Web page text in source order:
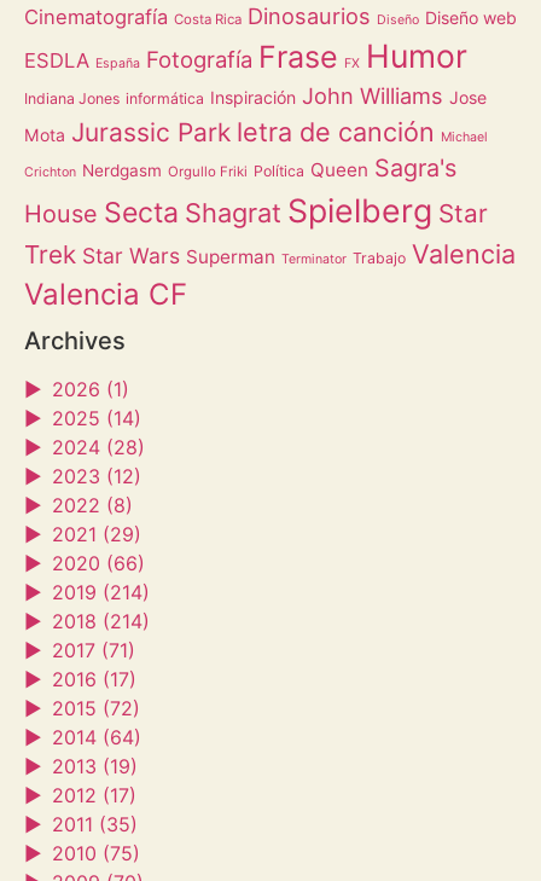
Cinematografía Costa Rica Dinosaurios Diseño Diseño web
ESDLA España Fotografía Frase FX Humor
Indiana Jones informática Inspiración John Williams Jose
Mota Jurassic Park letra de canción Michael
Crichton Nerdgasm Orgullo Friki Política Queen Sagra's
House Secta Shagrat Spielberg Star
Trek Star Wars Superman Terminator Trabajo Valencia
Valencia CF
Archives
► 2026 (1)
► 2025 (14)
► 2024 (28)
► 2023 (12)
► 2022 (8)
► 2021 (29)
► 2020 (66)
► 2019 (214)
► 2018 (214)
► 2017 (71)
► 2016 (17)
► 2015 (72)
► 2014 (64)
► 2013 (19)
► 2012 (17)
► 2011 (35)
► 2010 (75)